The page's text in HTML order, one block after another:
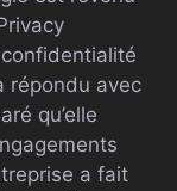
répondu avec
qu’elle
a fait